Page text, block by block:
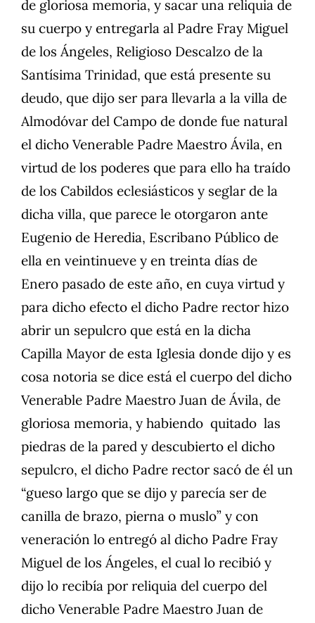
de gloriosa memoria, y sacar una reliquia de
su cuerpo y entregarla al Padre Fray Miguel
de los Ángeles, Religioso Descalzo de la
Santísima Trinidad, que está presente su
deudo, que dijo ser para llevarla a la villa de
Almodóvar del Campo de donde fue natural
el dicho Venerable Padre Maestro Ávila, en
virtud de los poderes que para ello ha traído
de los Cabildos eclesiásticos y seglar de la
dicha villa, que parece le otorgaron ante
Eugenio de Heredia, Escribano Público de
ella en veintinueve y en treinta días de
Enero pasado de este año, en cuya virtud y
para dicho efecto el dicho Padre rector hizo
abrir un sepulcro que está en la dicha
Capilla Mayor de esta Iglesia donde dijo y es
cosa notoria se dice está el cuerpo del dicho
Venerable Padre Maestro Juan de Ávila, de
gloriosa memoria, y habiendo quitado las
piedras de la pared y descubierto el dicho
sepulcro, el dicho Padre rector sacó de él un
“gueso largo que se dijo y parecía ser de
canilla de brazo, pierna o muslo” y con
veneración lo entregó al dicho Padre Fray
Miguel de los Ángeles, el cual lo recibió y
dijo lo recibía por reliquia del cuerpo del
dicho Venerable Padre Maestro Juan de